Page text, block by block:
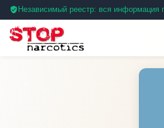
Независимый реестр: вся информация